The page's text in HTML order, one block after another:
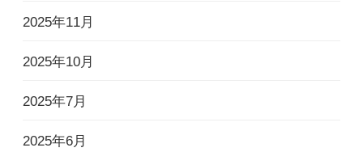
2025年11月
2025年10月
2025年7月
2025年6月